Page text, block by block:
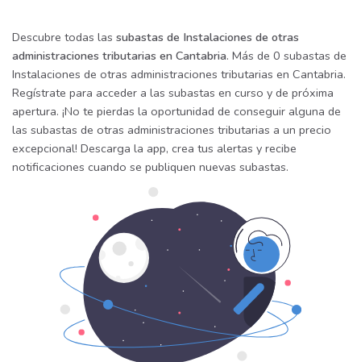
Descubre todas las subastas de Instalaciones de otras
administraciones tributarias en Cantabria. Más de 0 subastas de
Instalaciones de otras administraciones tributarias en Cantabria.
Regístrate para acceder a las subastas en curso y de próxima
apertura. ¡No te pierdas la oportunidad de conseguir alguna de
las subastas de otras administraciones tributarias a un precio
excepcional! Descarga la app, crea tus alertas y recibe
notificaciones cuando se publiquen nuevas subastas.